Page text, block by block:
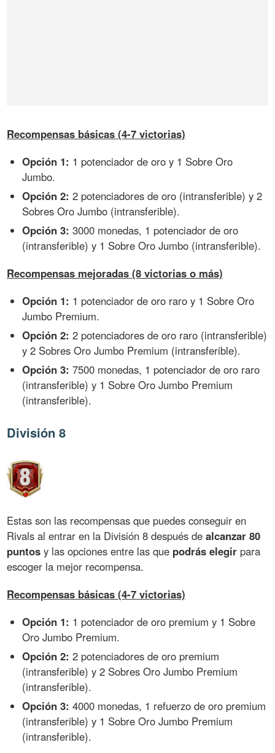
Recompensas básicas (4-7 victorias)
Opción 1: 1 potenciador de oro y 1 Sobre Oro
Jumbo.
Opción 2: 2 potenciadores de oro (intransferible) y 2
Sobres Oro Jumbo (intransferible).
Opción 3: 3000 monedas, 1 potenciador de oro
(intransferible) y 1 Sobre Oro Jumbo (intransferible).
Recompensas mejoradas (8 victorias o más)
Opción 1: 1 potenciador de oro raro y 1 Sobre Oro
Jumbo Premium.
Opción 2: 2 potenciadores de oro raro (intransferible)
y 2 Sobres Oro Jumbo Premium (intransferible).
Opción 3: 7500 monedas, 1 potenciador de oro raro
(intransferible) y 1 Sobre Oro Jumbo Premium
(intransferible).
División 8
Estas son las recompensas que puedes conseguir en
Rivals al entrar en la División 8 después dealcanzar 80
puntos y las opciones entre las que podrás elegir para
escoger la mejor recompensa.
Recompensas básicas (4-7 victorias)
Opción 1: 1 potenciador de oro premium y 1 Sobre
Oro Jumbo Premium.
Opción 2: 2 potenciadores de oro premium
(intransferible) y 2 Sobres Oro Jumbo Premium
(intransferible).
Opción 3: 4000 monedas, 1 refuerzo de oro premium
(intransferible) y 1 Sobre Oro Jumbo Premium
(intransferible).